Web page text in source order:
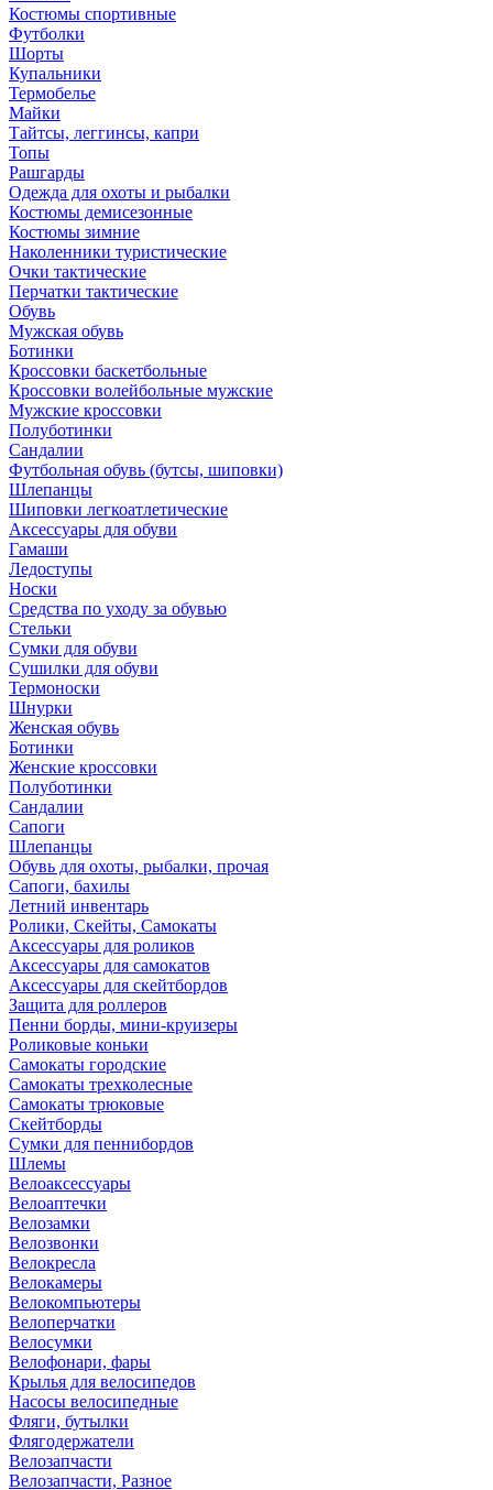
Костюмы спортивные
Футболки
Шорты
Купальники
Термобелье
Майки
Тайтсы, леггинсы, капри
Топы
Рашгарды
Одежда для охоты и рыбалки
Костюмы демисезонные
Костюмы зимние
Наколенники туристические
Очки тактические
Перчатки тактические
Обувь
Мужская обувь
Ботинки
Кроссовки баскетбольные
Кроссовки волейбольные мужские
Мужские кроссовки
Полуботинки
Сандалии
Футбольная обувь (бутсы, шиповки)
Шлепанцы
Шиповки легкоатлетические
Аксессуары для обуви
Гамаши
Ледоступы
Носки
Средства по уходу за обувью
Стельки
Сумки для обуви
Сушилки для обуви
Термоноски
Шнурки
Женская обувь
Ботинки
Женские кроссовки
Полуботинки
Сандалии
Сапоги
Шлепанцы
Обувь для охоты, рыбалки, прочая
Сапоги, бахилы
Летний инвентарь
Ролики, Скейты, Самокаты
Аксессуары для роликов
Аксессуары для самокатов
Аксессуары для скейтбордов
Защита для роллеров
Пенни борды, мини-круизеры
Роликовые коньки
Самокаты городские
Самокаты трехколесные
Самокаты трюковые
Скейтборды
Сумки для пеннибордов
Шлемы
Велоаксессуары
Велоаптечки
Велозамки
Велозвонки
Велокресла
Велокамеры
Велокомпьютеры
Велоперчатки
Велосумки
Велофонари, фары
Крылья для велосипедов
Насосы велосипедные
Фляги, бутылки
Флягодержатели
Велозапчасти
Велозапчасти, Разное